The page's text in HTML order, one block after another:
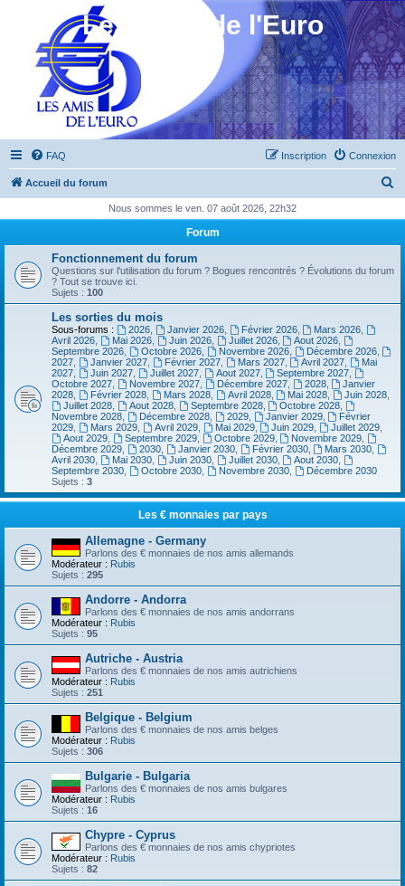
Les Amis de l'Euro
FAQ Connexion
Inscription
Accueil du forum
h
Nous sommes le ven. 07 août 2026, 22h32
Forum
Fonctionnement du forum
Questions sur l'utilisation du forum ? Bogues rencontrés ? Évolutions du forum
? Tout se trouve ici.
Sujets : 100
Les sorties du mois
Sous-forums : 2026, Janvier 2026, Février 2026, Mars 2026
Avril 2026
Mai 2026, Juin 2026, Juillet 2026, Aout 2026
Septembre 2026
Octobre 2026, Novembre 2026, Décembre 2026,
2027
Janvier 2027, Février 2027, Mars 2027, Avril 2027
Mai
2027
Juin 2027, Juillet 2027, Aout 2027, Septembre 2027
Octobre 2027
Novembre 2027, Décembre 2027, 2028,
Janvier
2028
Février 2028, Mars 2028, Avril 2028, Mai 2028 Juin 2028
Juillet 2028, Aout 2028, Septembre 2028, Octobre 2028
Novembre 2028
Décembre 2028, 2029, Janvier 2029,
Février
2029
Mars 2029, Avril 2029, Mai 2029, Juin 2029 Juillet 2029
Aout 2029, Septembre 2029, Octobre 2029, Novembre 2029
Décembre 2029
2030, Janvier 2030, Février 2030, Mars 2030
Avril 2030
Mai 2030, Juin 2030, Juillet 2030, Aout 2030
Septembre 2030
Octobre 2030, Novembre 2030,
Décembre 2030
Sujets : 3
Les € monnaies par pays
Allemagne - Germany
Parlons des € monnaies de nos amis allemands
Modérateur : Rubis
Sujets : 295
Andorre - Andorra
Parlons des € monnaies de nos amis andorrans
Modérateur : Rubis
Sujets : 95
Autriche - Austria
Parlons des € monnaies de nos amis autrichiens
Modérateur : Rubis
Sujets : 251
Belgique - Belgium
Parlons des € monnaies de nos amis belges
Modérateur : Rubis
Sujets : 306
Bulgarie - Bulgaria
Parlons des € monnaies de nos amis bulgares
Modérateur : Rubis
Sujets : 16
Chypre - Cyprus
Parlons des € monnaies de nos amis chypriotes
Modérateur : Rubis
Sujets : 82